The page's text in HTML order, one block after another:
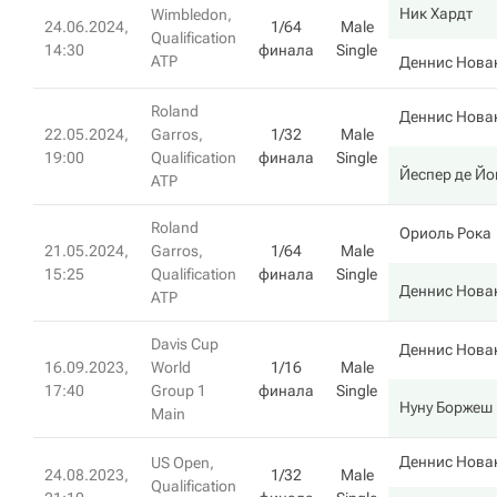
24.06.2024,
14:30
Wimbledon,
Qualification
ATP
1/64
финала
Male
Single
Ник Хардт
Деннис
22.05.2024,
19:00
Roland
Garros,
Qualification
ATP
1/32
финала
Male
Single
Деннис
Йеспер де
21.05.2024,
15:25
Roland
Garros,
Qualification
ATP
1/64
финала
Male
Single
Ориоль Рока
Деннис
16.09.2023,
17:40
Davis Cup
World
Group 1
Main
1/16
финала
Male
Single
Деннис
Нуну Боржеш
24.08.2023,
US Open,
Qualification
1/32
Male
Деннис